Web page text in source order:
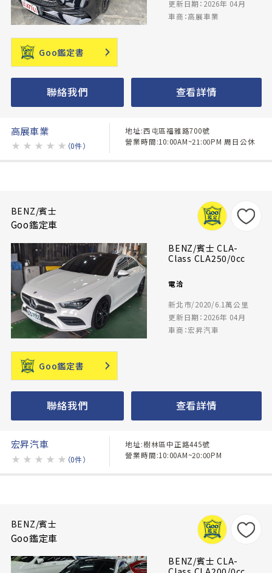
更新日期：2026年 04月
車商：高展車業
Goo鑑定書
聯絡我們 查看詳情
高展車業
★ ★ ★ ★ ★ （0件）
地址:西屯區福雅路700號
營業時間:10:00AM~21:00PM 周日公休
BENZ/賓士
Goo鑑定車
BENZ/賓士 CLA-
Class CLA250/0cc
電洽
新北市/2020/6.1萬公里
更新日期：2026年 04月
車商：宏昇汽車
Goo鑑定書
聯絡我們 查看詳情
宏昇汽車
★ ★ ★ ★ ★ （0件）
地址:樹林區中正路445號
營業時間:10:00AM~20:00PM
BENZ/賓士
Goo鑑定車
BENZ/賓士 CLA-